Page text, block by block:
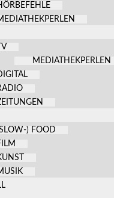
TV
MEDIATHEKPERLEN
DIGITAL
) FOOD